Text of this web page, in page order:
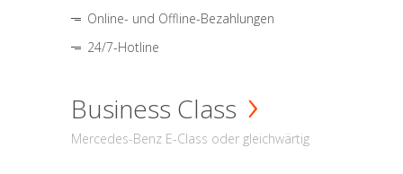
Online- und Offline-Bezahlungen
24/7-Hotline
Business Class
Mercedes-Benz E-Class oder gleichwärtig